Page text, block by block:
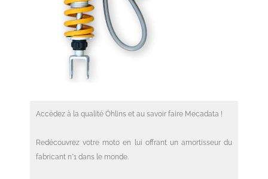
Accédez à la qualité Öhlins et au savoir faire Mecadata !
Redécouvrez votre moto en lui offrant un amortisseur du
fabricant n°1 dans le monde.